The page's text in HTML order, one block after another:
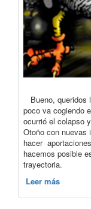
Bueno, queridos
poco va cogiendo
ocurrió el colapso
Otoño con nuevas
hacer
hacemos posible
trayectoria.
Leer más